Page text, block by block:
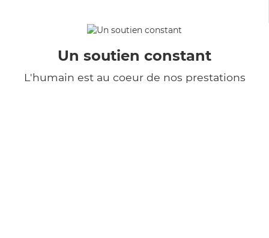
Un soutien constant
L'humain est au coeur de nos prestations